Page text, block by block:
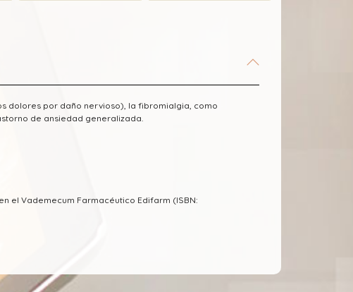
dolores por daño nervioso), la fibromialgia, como
de ansiedad generalizada.
el Vademecum Farmacéutico Edifarm (ISBN: